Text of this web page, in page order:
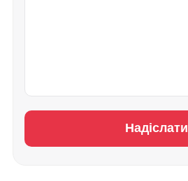
Надіслати